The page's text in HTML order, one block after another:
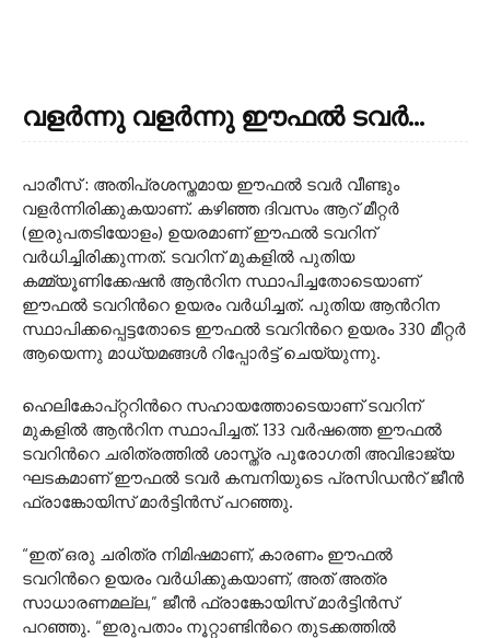
വളർന്നു വളർന്നു ഈഫൽ ടവർ…
പാരീസ് : അതിപ്രശസ്തമായ ഈഫൽ ടവർ വീണ്ടും
വളർന്നിരിക്കുകയാണ്. കഴിഞ്ഞ ദിവസം ആറ് മീറ്റർ
(ഇരുപതടിയോളം) ഉയരമാണ് ഈഫൽ ടവറിന്
വർധിച്ചിരിക്കുന്നത്. ടവറിന് മുകളില്‍ പുതിയ
കമ്മ്യൂണിക്കേഷന്‍ ആന്‍റിന സ്ഥാപിച്ചതോടെയാണ്‌
ഈഫൽ ടവറിന്‍റെ ഉയരം വര്‍ധിച്ചത്. പുതിയ ആന്‍റിന
സ്ഥാപിക്കപ്പെട്ടതോടെ ഈഫല്‍ ടവറിന്‍റെ ഉയരം 330 മീറ്റർ
ആയെന്നു മാധ്യമങ്ങൾ റിപ്പോർട്ട് ചെയ്യുന്നു.
ഹെലികോപ്റ്ററിന്‍റെ സഹായത്തോടെയാണ് ടവറിന്
മുകളിൽ ആന്‍റിന സ്ഥാപിച്ചത്. 133 വര്‍ഷത്തെ ഈഫൽ
ടവറിന്‍റെ ചരിത്രത്തിൽ ശാസ്ത്ര പുരോഗതി അവിഭാജ്യ
ഘടകമാണ് ഈഫൽ ടവര്‍ കമ്പനിയുടെ പ്രസിഡന്‍റ് ജീന്‍
ഫ്രാങ്കോയിസ് മാര്‍ട്ടിന്‍സ് പറഞ്ഞു.
“ഇത് ഒരു ചരിത്ര നിമിഷമാണ്, കാരണം ഈഫൽ
ടവറിന്‍റെ ഉയരം വർധിക്കുകയാണ്, അത് അത്ര
സാധാരണമല്ല,” ജീന്‍ ഫ്രാങ്കോയിസ് മാര്‍ട്ടിന്‍സ്
പറഞ്ഞു. “ഇരുപതാം നൂറ്റാണ്ടിന്‍റെ തുടക്കത്തിൽ